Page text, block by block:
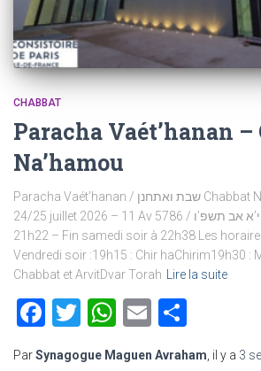
CHABBAT
Paracha Vaét’hanan –
Na’hamou
Paracha Vaét’hanan / שבת ואתחנן Chabbat Na’hamou / שבת נחמו
24/25 juillet 2026 – 11 Av 5786 / י’א אב תשפ’וDébut vendredi soir à
21h22 – Fin samedi soir à 22h38 Les
Vendredi soir :19h15 : Chir haChirim19h30 :
Chabbat et ArvitDvar Torah
Lire la suite
Facebook
Twitter
WhatsApp
Email
ParSynagogue Maguen Avraham , il y a 3